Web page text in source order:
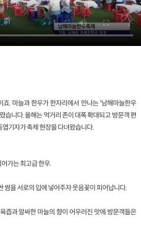
죠. 마늘과 한우가 한자리에서 만나는 '남해마늘한우
습니다. 올해는 먹거리 존이 대폭 확대되고 방문객 편
기자가 축제 현장을 다녀왔습니다.
가는 최고급 한우.
쌈을 서로의 입에 넣어주자 웃음꽃이 피어납니다.
즙과 알싸한 마늘의 향이 어우러진 맛에 방문객들은